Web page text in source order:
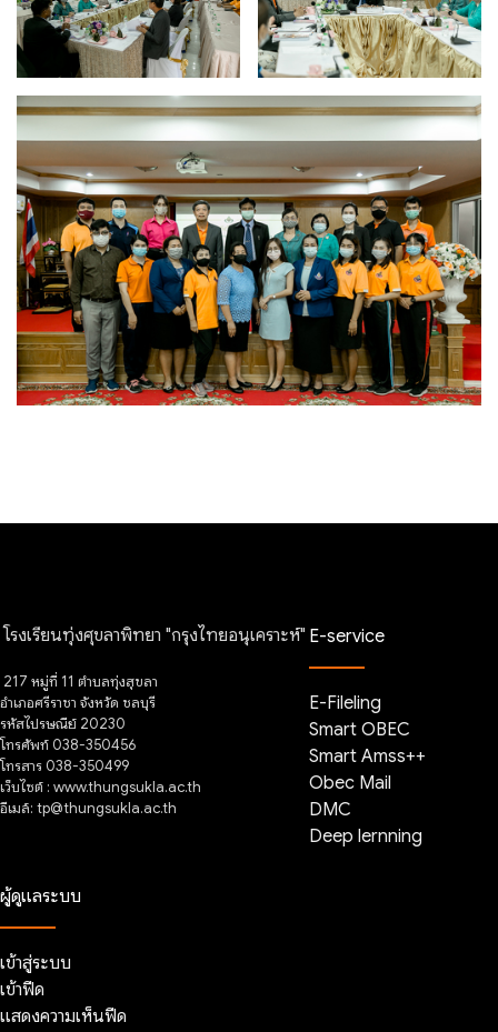
โรงเรียนทุ่งศุขลาพิทยา "กรุงไทยอนุเคราะห์"
217 หมู่ที่ 11 ตำบลทุ่งสุขลา
อำเภอศรีราชา จังหวัด ชลบุรี
รหัสไปรษณีย์ 20230
โทรศัพท์ 038-350456
โทรสาร 038-350499
เว็บไซต์ : www.thungsukla.ac.th
อีเมล์: tp@thungsukla.ac.th
E-service
E-Fileling
Smart OBEC
Smart Amss++
Obec Mail
DMC
Deep lernning
ผู้ดูแลระบบ
เข้าสู่ระบบ
เข้าฟีด
แสดงความเห็นฟีด